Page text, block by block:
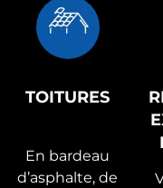
TOITURES
En bardeau
d’asphalte, de